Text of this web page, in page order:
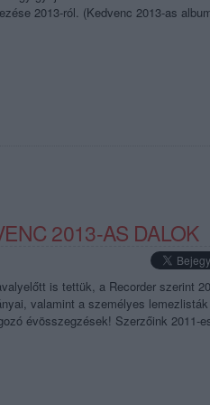
2013-ról. (Kedvenc 2013-as
2013-AS DALOK
is tettük, a Recorder szerint
valamint a személyes
évösszegzések! Szerzőink 2011-